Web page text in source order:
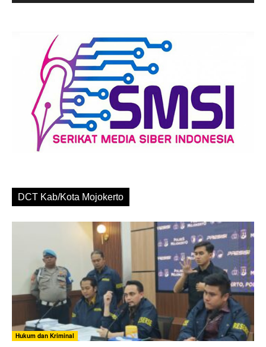
DCT Kab/Kota Mojokerto
Hukum dan Kriminal